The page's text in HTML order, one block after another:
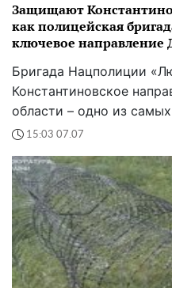
Защищают
как полицейская
ключевое направление
Бригада Нацполиции
Константиновское
области – одно из
15:03 07.07